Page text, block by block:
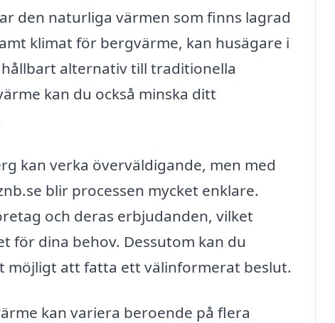
den naturliga värmen som finns lagrad
klimat för bergvärme, kan husägare i
alternativ till traditionella
kan du också minska ditt
kan verka överväldigande, men med
blir processen mycket enklare.
och deras erbjudanden, vilket
för dina behov. Dessutom kan du
möjligt att fatta ett välinformerat beslut.
kan variera beroende på flera